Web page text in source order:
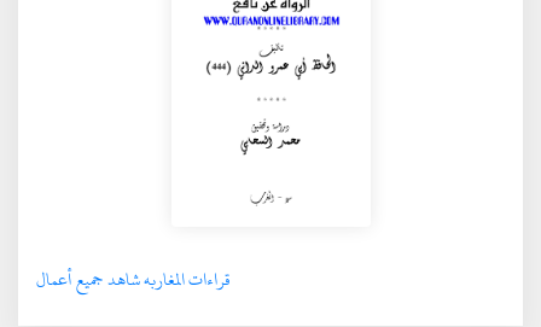
قراءات المغاربه شاهد جميع أعمال